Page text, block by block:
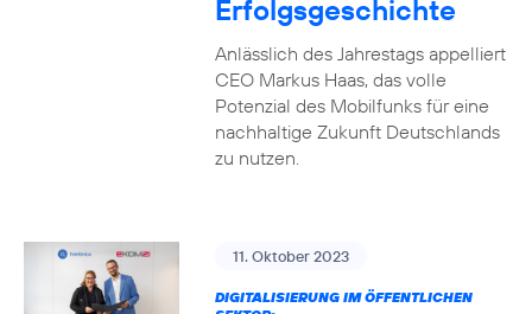
Erfolgsgeschichte
Anlässlich des Jahrestags appelliert
CEO Markus Haas, das volle
Potenzial des Mobilfunks für eine
nachhaltige Zukunft Deutschlands
zu nutzen.
11. Oktober 2023
DIGITALISIERUNG IM ÖFFENTLICHEN